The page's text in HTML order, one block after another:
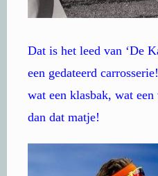
Dat is het leed van ‘De
een gedateerd
wat een klasbak, wat
dan dat matje!